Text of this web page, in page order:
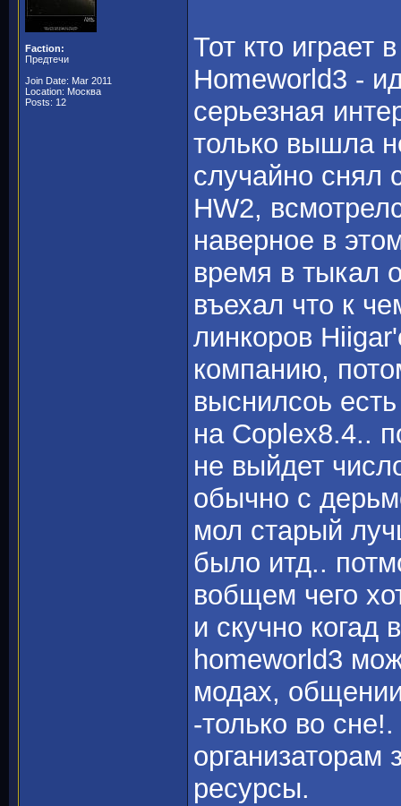
Faction:
Предтечи
Join Date: Mar 2011
Location: Москва
Posts: 12
Тот кто играет
Homeworld3 -
серьезная
только вышла
случайно снял
HW2,
наверное в
время в тыкал
въехал что к
линкоров
компанию,
выснилсоь
на Coplex8.4..
не выйдет
обычно с
мол старый
было итд..
вобщем чего
и скучно когад
homeworld3
модах,
-только во
ресурсы.